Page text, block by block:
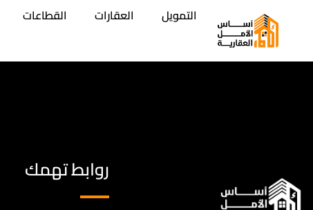
التمويل العقارات القطاعات
روابط تهمك